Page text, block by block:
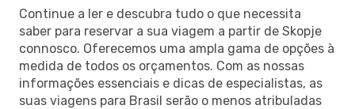
Continue a ler e descubra tudo o que necessita
saber para reservar a sua viagem a partir de Skopje
connosco. Oferecemos uma ampla gama de opções à
medida de todos os orçamentos. Com as nossas
informações essenciais e dicas de especialistas, as
suas viagens para Brasil serão o menos atribuladas